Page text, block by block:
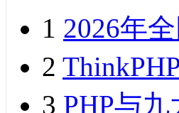
1 2026年
2
3 PHP与